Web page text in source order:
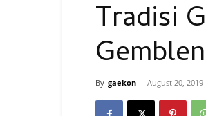
Tradisi
By gaekon - August 20, 2019